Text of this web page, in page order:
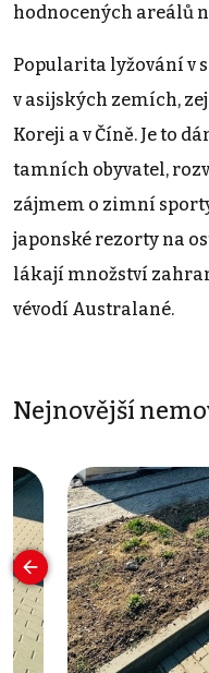
hodnocených areálů
Popularita lyžování v
v asijských zemích,
Koreji a v Číně. Je to
tamních obyvatel,
zájmem o zimní
japonské rezorty na
lákají množství
vévodí Australané.
Nejnovější